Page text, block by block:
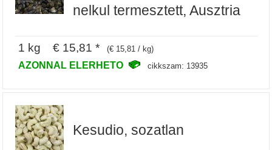
nelkul termesztett, Ausztria
1 kg € 15,81 * (€ 15,81 / kg)
AZONNAL ELERHETO cikkszam: 13935
Kesudio, sozatlan